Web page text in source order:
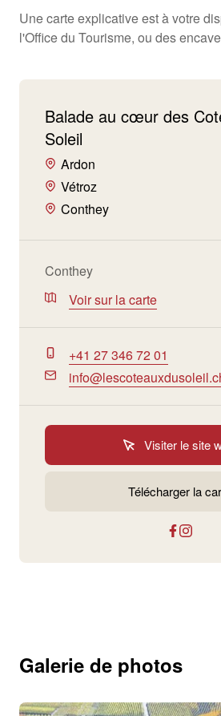
Une carte explicative est à votre
l'Office du Tourisme, ou des
Balade au cœur des
Soleil
Ardon
Vétroz
Conthey
Conthey
Voir sur la carte
+41 27 346 72 01
Visiter le site
Télécharger la
Galerie de photos